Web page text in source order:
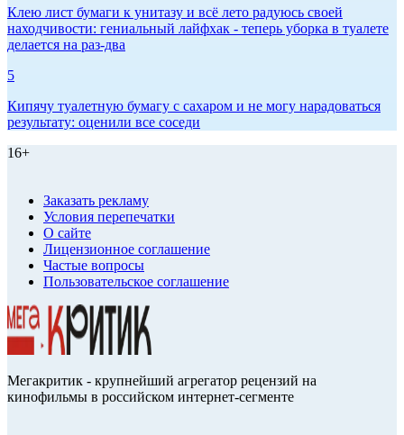
Клею лист бумаги к унитазу и всё лето радуюсь своей
находчивости: гениальный лайфхак - теперь уборка в туалете
делается на раз-два
5
Кипячу туалетную бумагу с сахаром и не могу нарадоваться
результату: оценили все соседи
16+
Заказать рекламу
Условия перепечатки
О сайте
Лицензионное соглашение
Частые вопросы
Пользовательское соглашение
Мегакритик - крупнейший агрегатор рецензий на
кинофильмы в российском интернет-сегменте